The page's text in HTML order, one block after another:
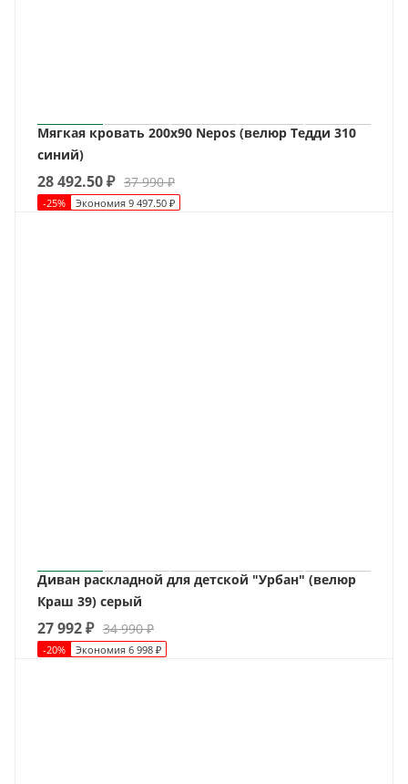
Мягкая кровать 200х90 Nepos (велюр Тедди 310
синий)
28 492.50₽ 37 990₽
-25% Экономия 9 497.50 ₽
Диван раскладной для детской "Урбан" (велюр
Краш 39) серый
27 992₽ 34 990₽
-20% Экономия 6 998 ₽